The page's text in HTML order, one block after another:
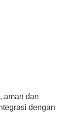
aman dan
dengan